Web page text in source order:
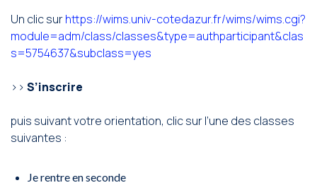
Un clic surhttps://wims.univ-cotedazur.fr/wims/wims.cgi?
module=adm/class/classes&type=authparticipant&clas
s=5754637&subclass=yes
>> S’inscrire
puis suivant votre orientation, clic sur l’une des classes
suivantes :
Je rentre en seconde